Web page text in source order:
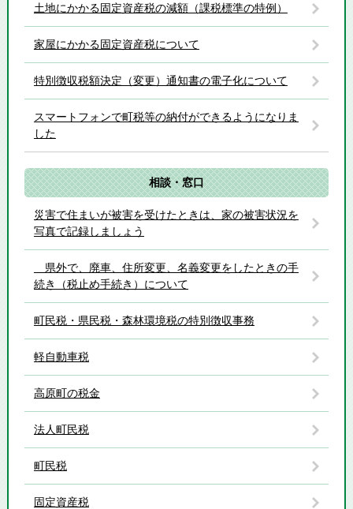
土地にかかる固定資産税の減額（課税標準の特例）
家屋にかかる固定資産税について
特別徴収税額決定（変更）通知書の電子化について
スマートフォンで町税等の納付ができるようになりま
した
相談・窓口
災害で住まいが被害を受けたときは、家の被害状況を
写真で記録しましょう
県外で、廃車、住所変更、名義変更をしたときの手
続き（税止め手続き）について
町民税・県民税・森林環境税の特別徴収事務
軽自動車税
高原町の税金
法人町民税
町民税
固定資産税